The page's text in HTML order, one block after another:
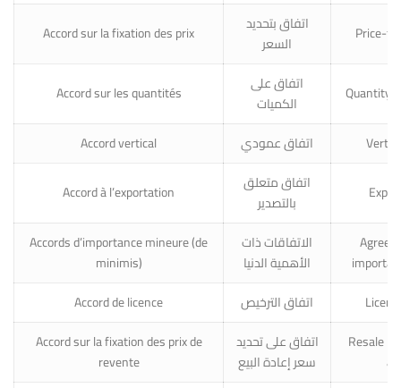
Accord sur la fixation des prix
اتفاق بتحديد
السعر
Price-
Accord sur les quantités
اتفاق على
الكميات
Quantity-
Accord vertical اتفاق عمودي
Accord à l’exportation
اتفاق متعلق
بالتصدير
Accords d’importance mineure (de
minimis)
الاتفاقات ذات
الأهمية الدنيا
Accord de licence
اتفاق الترخيص
Accord sur la fixation des prix de
revente
اتفاق على تحديد
سعر إعادة البيع
Resale